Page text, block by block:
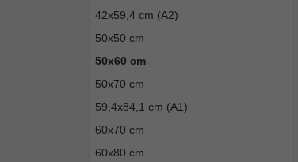
42x59,4 cm (A2)
50x50 cm
50x60 cm
50x70 cm
59,4x84,1 cm (A1)
60x70 cm
60x80 cm